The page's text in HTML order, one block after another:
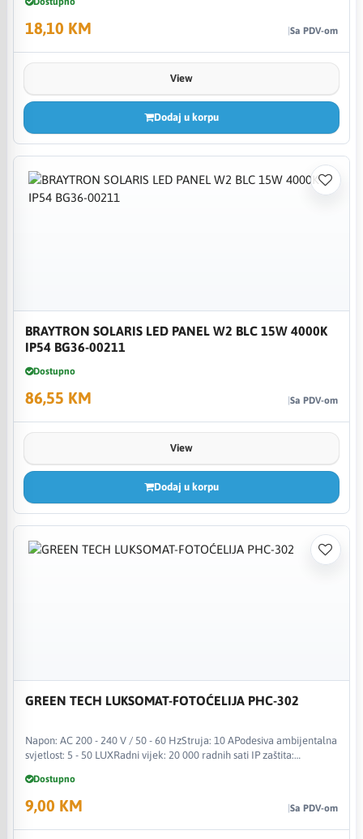
18,10 KM Sa PDV-om
View
Dodaj u korpu
BRAYTRON SOLARIS LED PANEL W2 BLC 15W 4000K
IP54 BG36-00211
Dostupno
86,55 KM Sa PDV-om
View
Dodaj u korpu
GREEN TECH LUKSOMAT-FOTOĆELIJA PHC-302
Napon: AC 200 - 240 V / 50 - 60 HzStruja: 10 APodesiva ambijentalna
svjetlost: 5 - 50 LUXRadni vijek: 20 000 radnih sati IP zaštita:
artikla: bijelaMaterijal: plastikaDimenz
Dostupno
9,00 KM Sa PDV-om